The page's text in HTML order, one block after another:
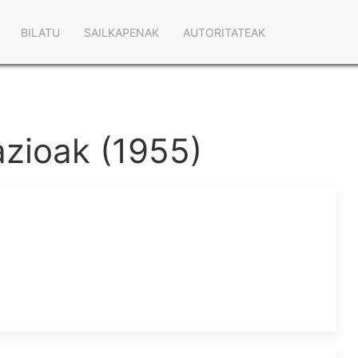
BILATU SAILKAPENAK AUTORITATEAK
(1955)